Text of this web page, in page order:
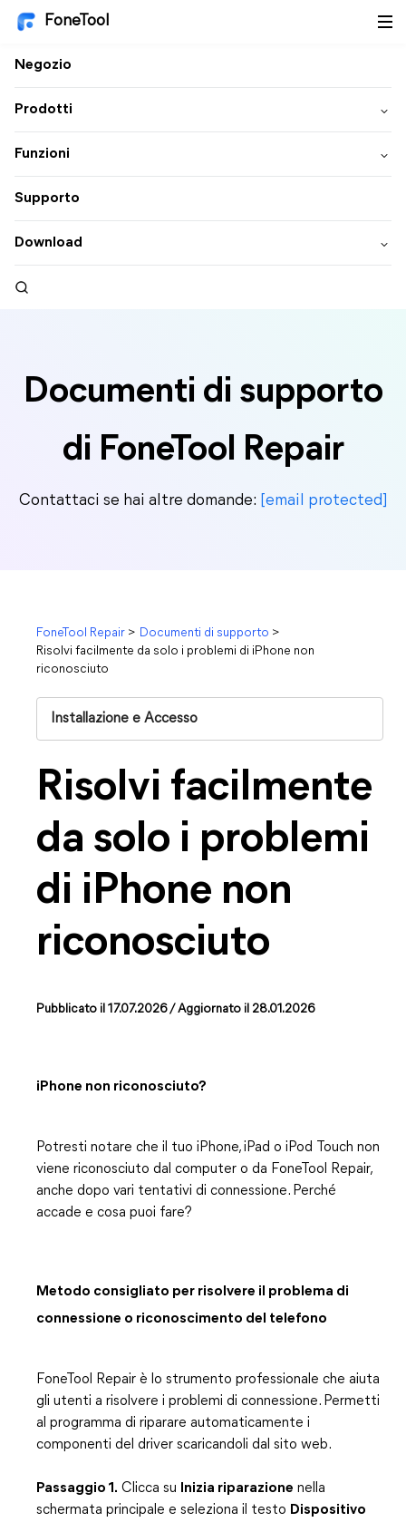
FoneTool
Negozio
Prodotti
Funzioni
Supporto
Download
Documenti di supporto
di FoneTool Repair
Contattaci se hai altre domande: [email protected]
FoneTool Repair > Documenti di supporto >
Risolvi facilmente da solo i problemi di iPhone non
riconosciuto
Installazione e Accesso
Risolvi facilmente
da solo i problemi
di iPhone non
riconosciuto
Pubblicato il 17.07.2026/ Aggiornato il 28.01.2026
iPhone non riconosciuto?
Potresti notare che il tuo iPhone, iPad o iPod Touch non
viene riconosciuto dal computer o da FoneTool Repair,
anche dopo vari tentativi di connessione. Perché
accade e cosa puoi fare?
Metodo consigliato per risolvere il problema di
connessione o riconoscimento del telefono
FoneTool Repair è lo strumento professionale che aiuta
gli utenti a risolvere i problemi di connessione. Permetti
al programma di riparare automaticamente i
componenti del driver scaricandoli dal sito web.
Passaggio 1. Clicca su Inizia riparazione nella
schermata principale e seleziona il testo Dispositivo